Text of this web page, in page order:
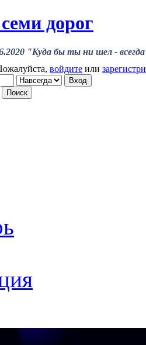
дорог
"Куда бы ты ни шел - всегда
войдите или